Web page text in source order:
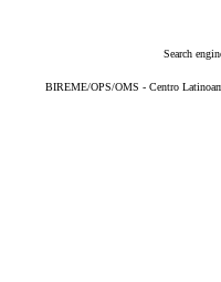
Search
BIREME/OPS/OMS - Centro